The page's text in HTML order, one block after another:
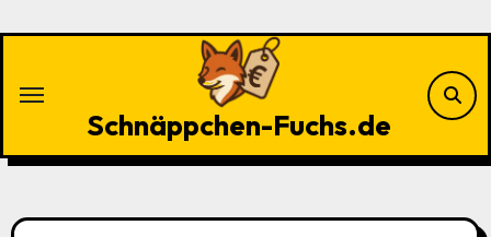
Schnäppchen-Fuchs.de